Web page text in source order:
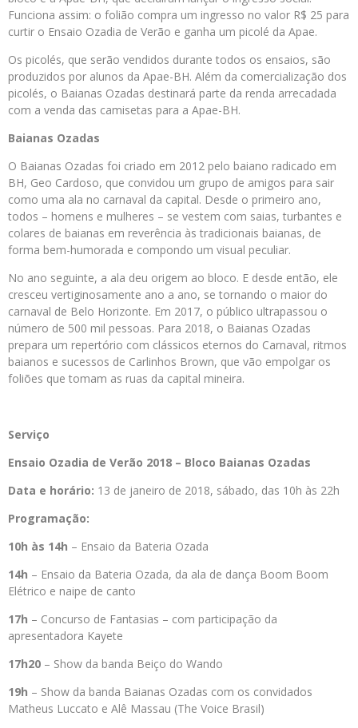
Funciona assim: o folião compra um ingresso no valor R$ 25 para
curtir o Ensaio Ozadia de Verão e ganha um picolé da Apae.
Os picolés, que serão vendidos durante todos os ensaios, são
produzidos por alunos da Apae-BH. Além da comercialização dos
picolés, o Baianas Ozadas destinará parte da renda arrecadada
com a venda das camisetas para a Apae-BH.
Baianas Ozadas
O Baianas Ozadas foi criado em 2012 pelo baiano radicado em
BH, Geo Cardoso, que convidou um grupo de amigos para sair
como uma ala no carnaval da capital. Desde o primeiro ano,
todos – homens e mulheres – se vestem com saias, turbantes e
colares de baianas em reverência às tradicionais baianas, de
forma bem-humorada e compondo um visual peculiar.
No ano seguinte, a ala deu origem ao bloco. E desde então, ele
cresceu vertiginosamente ano a ano, se tornando o maior do
carnaval de Belo Horizonte. Em 2017, o público ultrapassou o
número de 500 mil pessoas. Para 2018, o Baianas Ozadas
prepara um repertório com clássicos eternos do Carnaval, ritmos
baianos e sucessos de Carlinhos Brown, que vão empolgar os
foliões que tomam as ruas da capital mineira.
Serviço
Ensaio Ozadia de Verão 2018 – Bloco Baianas Ozadas
Data e horário: 13 de janeiro de 2018, sábado, das 10h às 22h
Programação:
10h às 14h – Ensaio da Bateria Ozada
14h – Ensaio da Bateria Ozada, da ala de dança Boom Boom
Elétrico e naipe de canto
17h – Concurso de Fantasias – com participação da
apresentadora Kayete
17h20 – Show da banda Beiço do Wando
19h – Show da banda Baianas Ozadas com os convidados
Matheus Luccato e Alê Massau (The Voice Brasil)